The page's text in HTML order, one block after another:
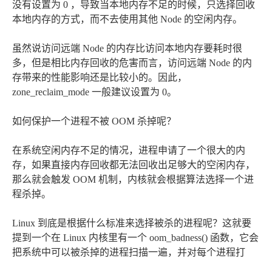
没有设置为 0 ，导致当本地内存不足的时候，只选择回收
本地内存的方式，而不去使用其他 Node 的空闲内存。
虽然说访问远端 Node 的内存比访问本地内存要耗时很
多，但是相比内存回收的危害而言，访问远端 Node 的内
存带来的性能影响还是比较小的。因此，
zone_reclaim_mode 一般建议设置为 0。
如何保护一个进程不被 OOM 杀掉呢？
在系统空闲内存不足的情况，进程申请了一个很大的内
存，如果直接内存回收都无法回收出足够大的空闲内存，
那么就会触发 OOM 机制，内核就会根据算法选择一个进
程杀掉。
Linux 到底是根据什么标准来选择被杀的进程呢？这就要
提到一个在 Linux 内核里有一个 oom_badness() 函数，它会
把系统中可以被杀掉的进程扫描一遍，并对每个进程打